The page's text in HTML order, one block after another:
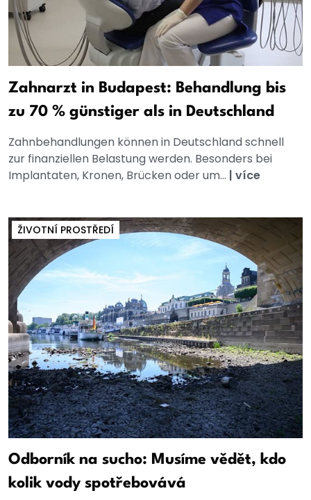
Zahnarzt in Budapest: Behandlung bis
zu 70 % günstiger als in Deutschland
Zahnbehandlungen können in Deutschland schnell
zur finanziellen Belastung werden. Besonders bei
Implantaten, Kronen, Brücken oder um... | více
ŽIVOTNÍ PROSTŘEDÍ
Odborník na sucho: Musíme vědět, kdo
kolik vody spotřebovává